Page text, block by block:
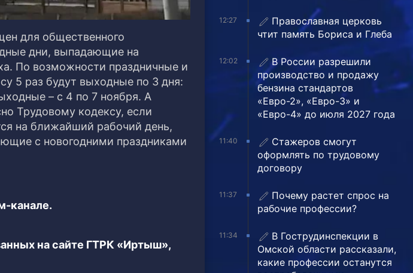
для общественного
дни, выпадающие на
По возможности праздничные и
5 раз будут выходные по 3 дня:
– с 4 по 7 ноября. А
Трудовому кодексу, если
на ближайший рабочий день,
с новогодними праздниками
канале.
на сайте ГТРК «Иртыш»,
12:27
Православная церковь
чтит память Бориса и Глеба
12:02
В России разрешили
производство и продажу
бензина стандартов
«Евро-2», «Евро-3» и
«Евро-4» до июля 2027 года
11:40
Стажеров смогут
оформлять по трудовому
договору
11:37
Почему растет спрос на
рабочие профессии?
11:34
В Гострудинспекции в
Омской области рассказали,
какие профессии останутся